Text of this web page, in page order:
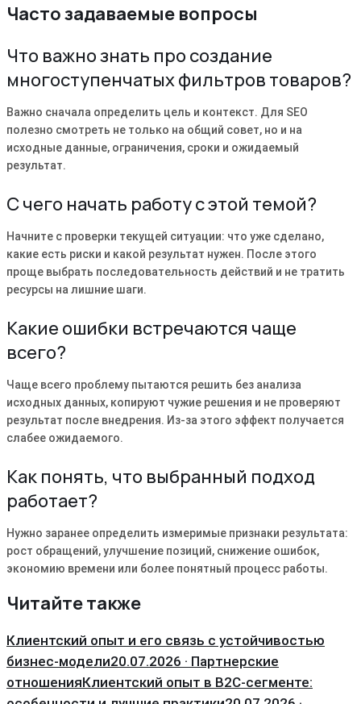
Часто задаваемые вопросы
Что важно знать про создание
многоступенчатых фильтров товаров?
Важно сначала определить цель и контекст. Для SEO
полезно смотреть не только на общий совет, но и на
исходные данные, ограничения, сроки и ожидаемый
результат.
С чего начать работу с этой темой?
Начните с проверки текущей ситуации: что уже сделано,
какие есть риски и какой результат нужен. После этого
проще выбрать последовательность действий и не тратить
ресурсы на лишние шаги.
Какие ошибки встречаются чаще
всего?
Чаще всего проблему пытаются решить без анализа
исходных данных, копируют чужие решения и не проверяют
результат после внедрения. Из-за этого эффект получается
слабее ожидаемого.
Как понять, что выбранный подход
работает?
Нужно заранее определить измеримые признаки результата:
рост обращений, улучшение позиций, снижение ошибок,
экономию времени или более понятный процесс работы.
Читайте также
Клиентский опыт и его связь с устойчивостью
бизнес-модели20.07.2026 · Партнерские
отношенияКлиентский опыт в B2C-сегменте: